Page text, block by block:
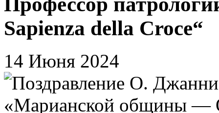
Sapienza della Croce“
14 Июня 2024